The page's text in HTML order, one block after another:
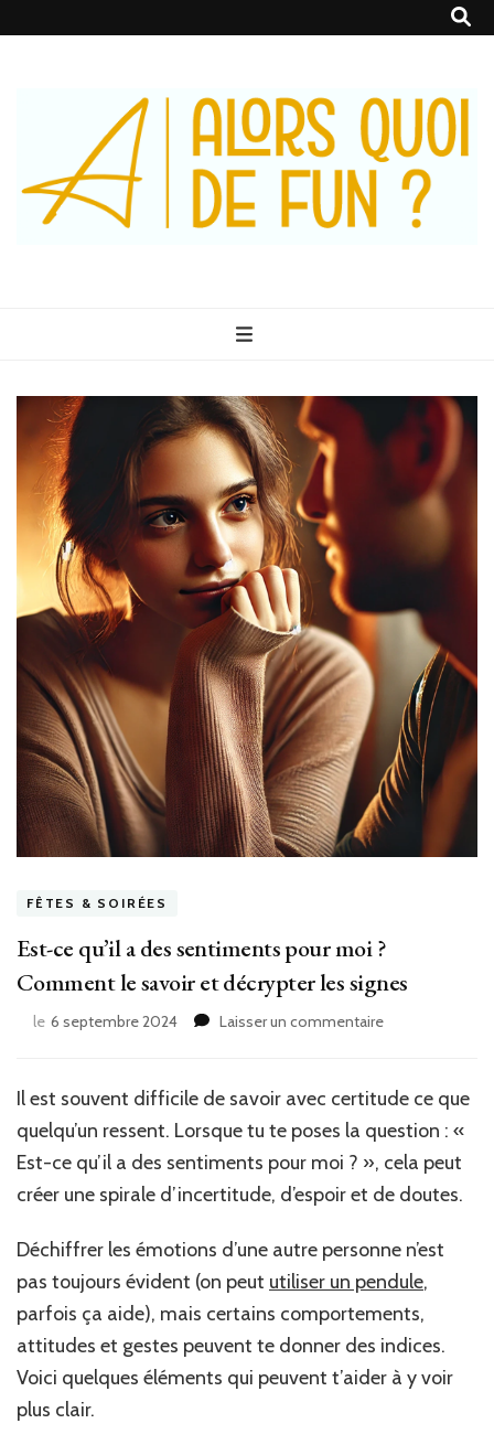
Fun ?
FÊTES & SOIRÉES
Est-ce qu’il a des sentiments pour moi ?
Comment le savoir et décrypter les signes
le 6 septembre 2024 Laisser un commentairesur
qu’il
des
sentiments
pour
moi
Comment
le
et
décrypter
les
signes
Il est souvent difficile de savoir avec certitude ce que
quelqu’un ressent. Lorsque tu te poses la question : «
Est-ce qu’il a des sentiments pour moi ? », cela peut
créer une spirale d’incertitude, d’espoir et de doutes.
Déchiffrer les émotions d’une autre personne n’est
pas toujours évident (on peut utiliser un pendule,
parfois ça aide), mais certains comportements,
attitudes et gestes peuvent te donner des indices.
Voici quelques éléments qui peuvent t’aider à y voir
plus clair.